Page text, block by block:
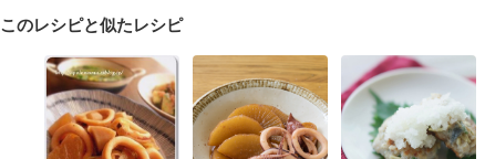
産後（ミルク）
骨折
このレシピと似たレシピ